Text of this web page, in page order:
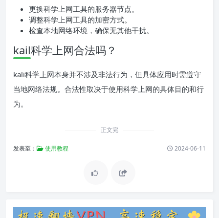
更换科学上网工具的服务器节点。
调整科学上网工具的加密方式。
检查本地网络环境，确保无其他干扰。
kail科学上网合法吗？
kali科学上网本身并不涉及非法行为，但具体应用时需遵守
当地网络法规。合法性取决于使用科学上网的具体目的和行
为。
正文完
发表至： 使用教程 2024-06-11